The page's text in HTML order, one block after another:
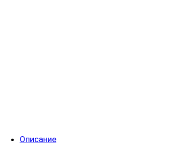
Описание